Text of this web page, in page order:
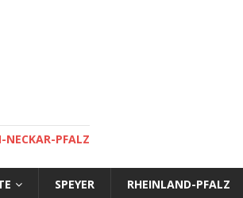
NECKAR-PFALZ
SPEYER RHEINLAND-PFALZ